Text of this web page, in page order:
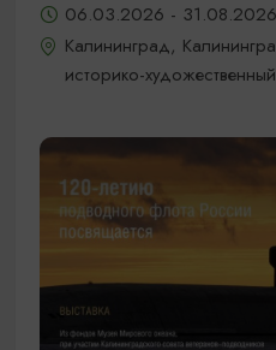
06.03.2026 - 31.08.2026
Калининград,
историко-